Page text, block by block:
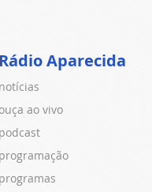
Rádio Aparecida
notícias
ouça ao vivo
podcast
programação
programas